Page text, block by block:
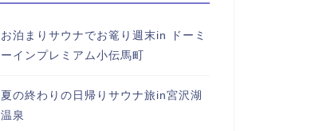
お泊まりサウナでお篭り週末in ドーミ
ーインプレミアム小伝馬町
夏の終わりの日帰りサウナ旅in宮沢湖
温泉